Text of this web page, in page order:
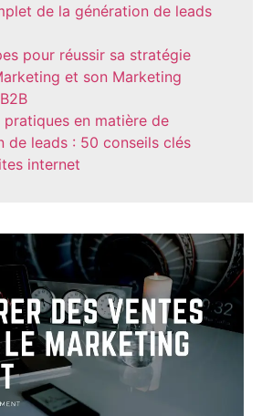
de la génération de leads
pour réussir sa stratégie
et son Marketing
pratiques en matière de
de leads : 50 conseils clés
internet